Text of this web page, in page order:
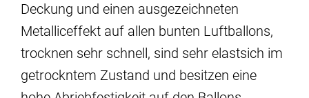
Deckung und einen ausgezeichneten
Metalliceffekt auf allen bunten Luftballons,
trocknen sehr schnell, sind sehr elastsich im
getrockntem Zustand und besitzen eine